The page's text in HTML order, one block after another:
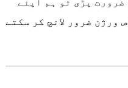
پڑی تو ہم اپنے
ورژن ضرور لانچ کر سکتے